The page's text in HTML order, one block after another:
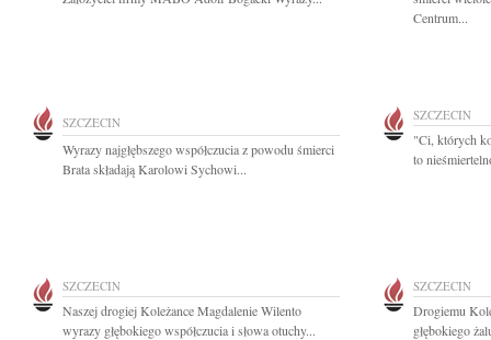
Centrum...
SZCZECIN
Wyrazy najgłębszego współczucia z powodu śmierci
Brata składają Karolowi Sychowi...
SZCZECIN
"Ci, których
to
SZCZECIN
Naszej drogiej Koleżance Magdalenie Wilento
wyrazy głębokiego współczucia i słowa otuchy...
SZCZECIN
Drogiemu
głębokiego